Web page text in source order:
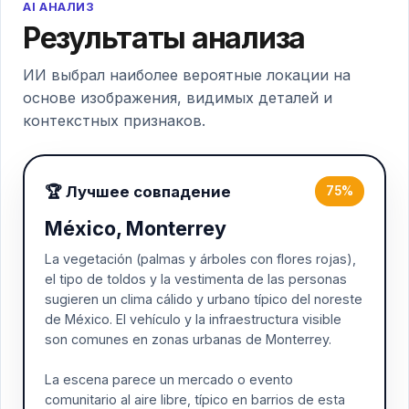
AI АНАЛИЗ
Результаты анализа
ИИ выбрал наиболее вероятные локации на
основе изображения, видимых деталей и
контекстных признаков.
🏆 Лучшее совпадение 75%
México, Monterrey
La vegetación (palmas y árboles con flores rojas),
el tipo de toldos y la vestimenta de las personas
sugieren un clima cálido y urbano típico del noreste
de México. El vehículo y la infraestructura visible
son comunes en zonas urbanas de Monterrey.
La escena parece un mercado o evento
comunitario al aire libre, típico en barrios de esta